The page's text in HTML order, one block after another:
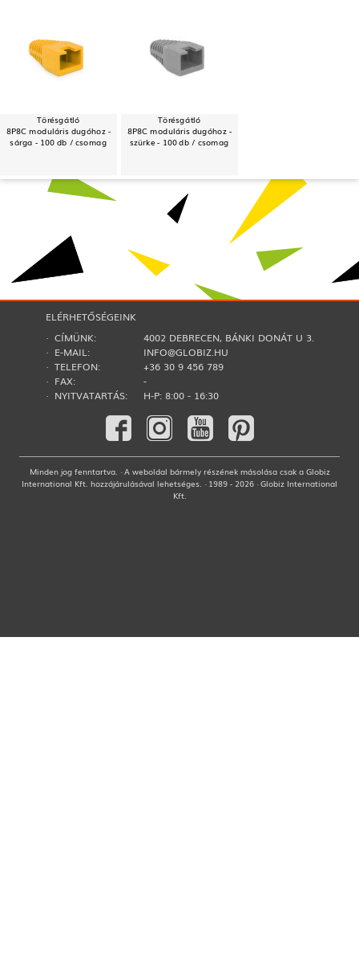
Törésgátló
8P8C moduláris dugóhoz -
sárga - 100 db / csomag
Törésgátló
8P8C moduláris dugóhoz -
szürke - 100 db / csomag
ELÉRHETŐSÉGEINK
· CÍMÜNK:
4002 DEBRECEN, BÁNKI DONÁT U 3.
· E-MAIL:
INFO@GLOBIZ.HU
· TELEFON:
+36 30 9 456 789
· FAX:
-
· NYITVATARTÁS:
H-P: 8:00 - 16:30
Minden jog fenntartva. · A weboldal bármely részének másolása csak a Globiz
International Kft. hozzájárulásával lehetséges. · 1989 - 2026 · Globiz International
Kft.